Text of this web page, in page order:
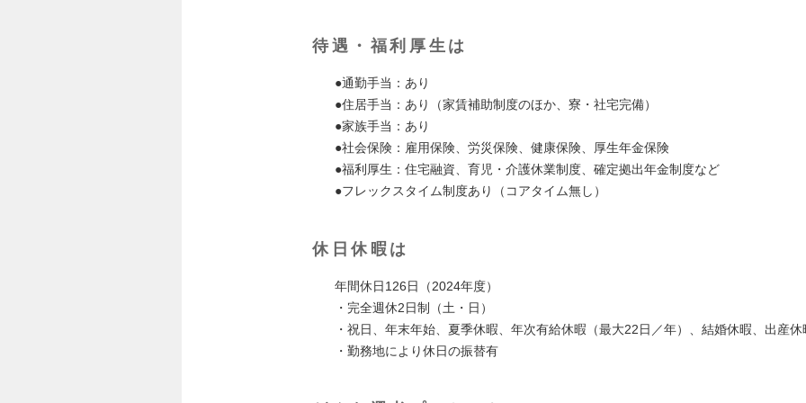
待遇・福利厚生は
●通勤手当：あり
●住居手当：あり（家賃補助制度のほか、寮・社宅完備）
●家族手当：あり
●社会保険：雇用保険、労災保険、健康保険、厚生年金保険
●福利厚生：住宅融資、育児・介護休業制度、確定拠出年金制度など
●フレックスタイム制度あり（コアタイム無し）
休日休暇は
年間休日126日（2024年度）
・完全週休2日制（土・日）
・祝日、年末年始、夏季休暇、年次有給休暇（最大22日／年）、結婚休暇、出産休
・勤務地により休日の振替有